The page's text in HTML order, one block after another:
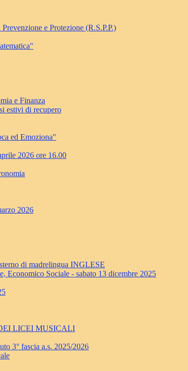
e Protezione (R.S.P.P.)
e Finanza
estivi di recupero
ed Emoziona"
2026 ore 16.00
2026
di madrelingua INGLESE
Sociale - sabato 13 dicembre 2025
LICEI MUSICALI
3° fascia a.s. 2025/2026